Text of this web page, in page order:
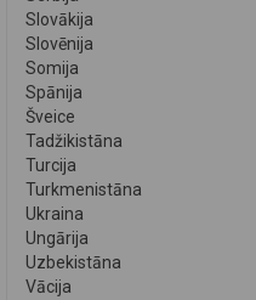
Slovākija
Slovēnija
Somija
Spānija
Šveice
Tadžikistāna
Turcija
Turkmenistāna
Ukraina
Ungārija
Uzbekistāna
Vācija